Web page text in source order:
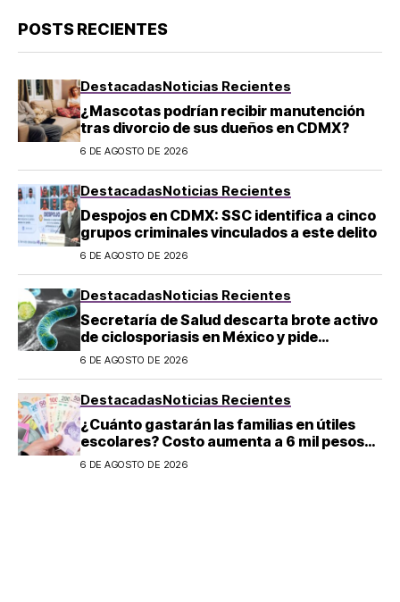
POSTS RECIENTES
DestacadasNoticias Recientes
¿Mascotas podrían recibir manutención
tras divorcio de sus dueños en CDMX?
6 DE AGOSTO DE 2026
DestacadasNoticias Recientes
Despojos en CDMX: SSC identifica a cinco
grupos criminales vinculados a este delito
6 DE AGOSTO DE 2026
DestacadasNoticias Recientes
Secretaría de Salud descarta brote activo
de ciclosporiasis en México y pide
mantener la calma
6 DE AGOSTO DE 2026
DestacadasNoticias Recientes
¿Cuánto gastarán las familias en útiles
escolares? Costo aumenta a 6 mil pesos
por alumno de educación básica en
6 DE AGOSTO DE 2026